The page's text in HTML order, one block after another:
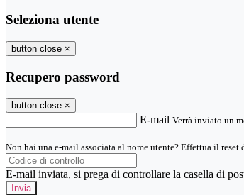
Seleziona utente
button close ×
Recupero password
button close ×
E-mail Verrà inviato un
Non hai una e-mail associata al nome utente? Effettua il reset
E-mail inviata, si prega di controllare la casella di